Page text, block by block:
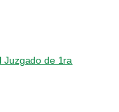
Juzgado de 1ra